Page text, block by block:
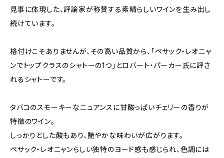
見事に体現した、評論家が称賛する素晴らしいワインを生み出し
続けています。
格付けこそありませんが、その高い品質から、「ペサック・レオニャ
ンでトップクラスのシャトーの1つ」とロバート・パーカー氏に評さ
れるシャトーです。
タバコのスモーキーなニュアンスに甘酸っぱいチェリーの香りが
特徴のワイン。
しっかりとした酸もあり、艶やかな味わいが広がります。
ペサック・レオニャンらしい独特のヨード感も感じられ、色調には